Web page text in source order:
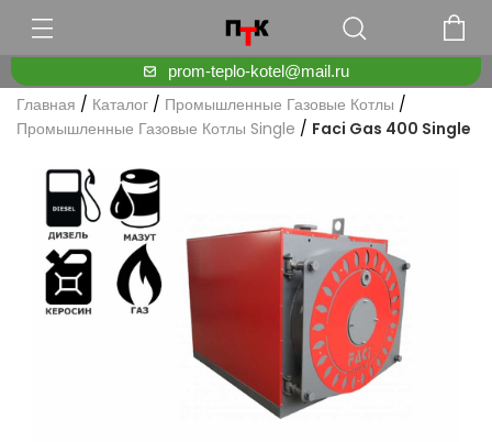
prom-teplo-kotel@mail.ru
Главная / Каталог / Промышленные Газовые Котлы /
Промышленные Газовые Котлы Single / Faci Gas 400 Single